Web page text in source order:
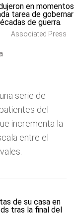
Associated Press
serie de
del
incrementa la
entre el
de su casa en
tras la final del